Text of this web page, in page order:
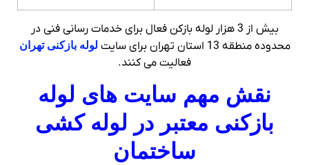
بیش از 3 هزار لوله بازکن فعال برای خدمات رسانی فنی در
محدوده منطقه 13 استان تهران برای سایت
لوله بازکنی تهران
فعالیت می کنند.
نقش مهم سایت های لوله
بازکنی معتبر در لوله کشی
ساختمان